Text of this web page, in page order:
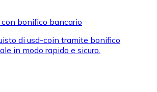
e Mastercard per acquistare
bonifico bancario
di usd-coin tramite bonifico
in modo rapido e sicuro.